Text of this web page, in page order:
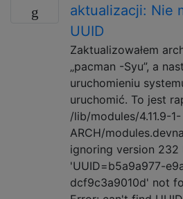
aktualizacji: Nie
UUID
Zaktualizowałem
„pacman -Syu”, a
uruchomieniu
uruchomić. To jest
/lib/modules/4.11.9-1-
ARCH/
ignoring version 232
'UUID=b5a9a977-
dcf9c3a9010d' not